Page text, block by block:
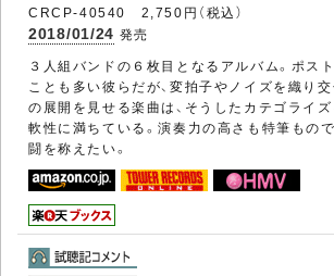
CRCP-40540 2,750円（税込）
2018/01/24 発売
３人組バンドの６枚目となるアルバム。ポス
ことも多い彼らだが、変拍子やノイズを織り
の展開を見せる楽曲は、そうしたカテゴライ
軟性に満ちている。演奏力の高さも特筆もの
闘を称えたい。